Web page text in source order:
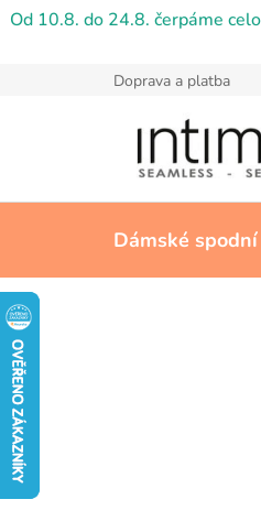
Přejít
Od 10.8. do 24.8. čerpáme
Doprava a platba
Dámské